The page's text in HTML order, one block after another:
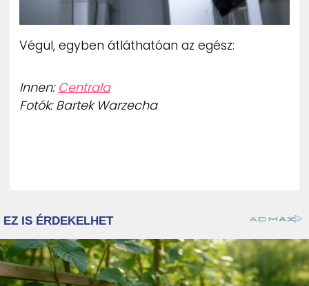
Végül, egyben átláthatóan az egész:
Innen: Centrala
Fotók: Bartek Warzecha